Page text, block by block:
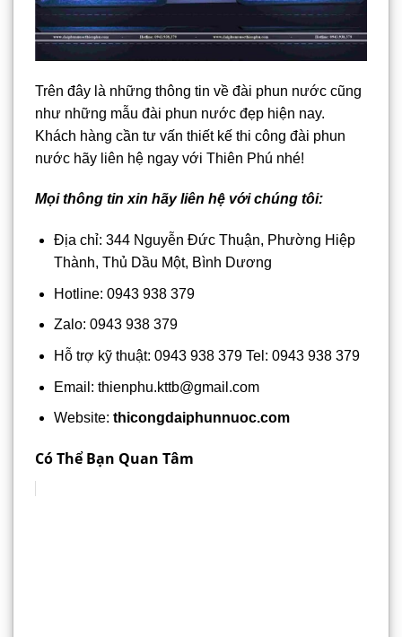
Trên đây là những thông tin về đài phun nước cũng
như những mẫu đài phun nước đẹp hiện nay.
Khách hàng cần tư vấn thiết kế thi công đài phun
nước hãy liên hệ ngay với Thiên Phú nhé!
Mọi thông tin xin hãy liên hệ với chúng tôi:
Địa chỉ: 344 Nguyễn Đức Thuận, Phường Hiệp
Thành, Thủ Dầu Một, Bình Dương
Hotline: 0943 938 379
Zalo: 0943 938 379
Hỗ trợ kỹ thuật: 0943 938 379 Tel: 0943 938 379
Email: thienphu.kttb@gmail.com
Website: thicongdaiphunnuoc.com
Có Thể Bạn Quan Tâm